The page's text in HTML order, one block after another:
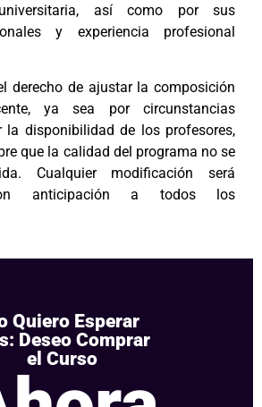
así como por sus
y experiencia profesional
derecho de ajustar la composición
ya sea por circunstancias
la disponibilidad de los profesores,
que la calidad del programa no se
Cualquier modificación será
anticipación a todos los
Quiero Esperar
Deseo Comprar
el Curso